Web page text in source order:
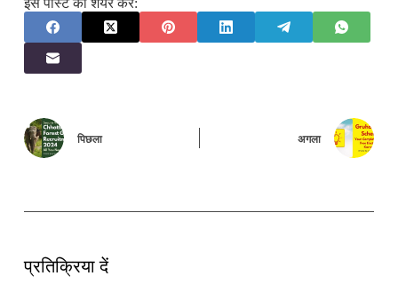
इस पोस्ट को शेयर करें:
पिछला अगला
प्रतिक्रिया दें